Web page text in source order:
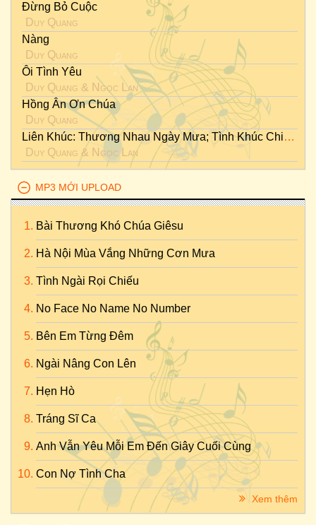
Đừng Bỏ Cuộc
Duy Quang
Nàng
Duy Quang
Ôi Tình Yêu
Duy Quang & Ngọc Lan
Hồng Ân Ơn Chúa
Duy Quang
Liên Khúc: Thương Nhau Ngày Mưa; Tình Khúc Chiều Mưa
Duy Quang & Ngọc Lan
MP3 MỚI UPLOAD
Bài Thương Khó Chúa Giêsu
Hà Nội Mùa Vắng Những Cơn Mưa
Tình Ngài Rọi Chiếu
No Face No Name No Number
Bên Em Từng Đêm
Ngài Nâng Con Lên
Hẹn Hò
Tráng Sĩ Ca
Anh Vẫn Yêu Mỗi Em Đến Giây Cuối Cùng
Con Nợ Tình Cha
Xem thêm